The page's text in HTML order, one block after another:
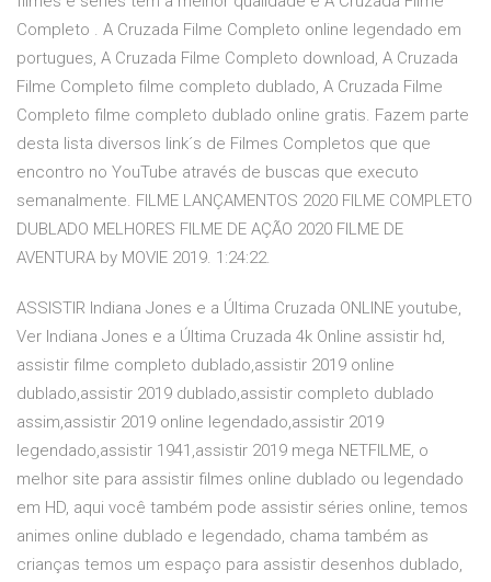
Completo . A Cruzada Filme Completo online legendado em
portugues, A Cruzada Filme Completo download, A Cruzada
Filme Completo filme completo dublado, A Cruzada Filme
Completo filme completo dublado online gratis. Fazem parte
desta lista diversos link´s de Filmes Completos que que
encontro no YouTube através de buscas que executo
semanalmente. FILME LANÇAMENTOS 2020 FILME COMPLETO
DUBLADO MELHORES FILME DE AÇÃO 2020 FILME DE
AVENTURA by MOVIE 2019. 1:24:22.
ASSISTIR Indiana Jones e a Última Cruzada ONLINE youtube,
Ver Indiana Jones e a Última Cruzada 4k Online assistir hd,
assistir filme completo dublado,assistir 2019 online
dublado,assistir 2019 dublado,assistir completo dublado
assim,assistir 2019 online legendado,assistir 2019
legendado,assistir 1941,assistir 2019 mega NETFILME, o
melhor site para assistir filmes online dublado ou legendado
em HD, aqui você também pode assistir séries online, temos
animes online dublado e legendado, chama também as
crianças temos um espaço para assistir desenhos dublado,